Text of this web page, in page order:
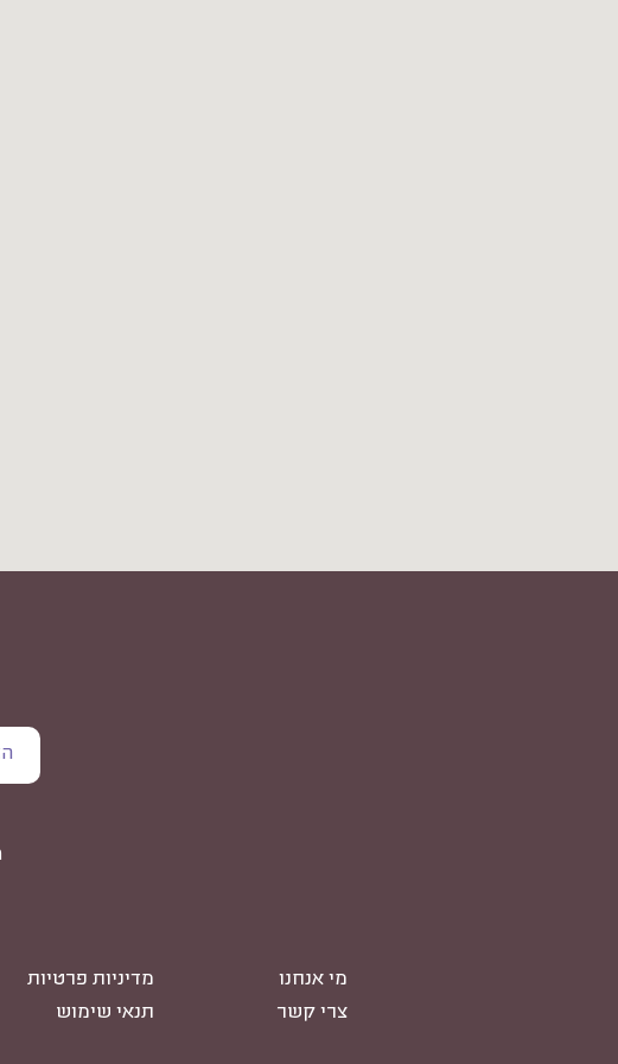
מי אנחנו
צרי קשר
מדיניות פרטיות
תנאי שימוש